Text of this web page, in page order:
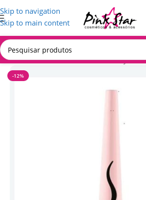
Skip to navigation
Skip to main content
Início/MAQUIAGEM/Produtos Ruby Rose
-12%